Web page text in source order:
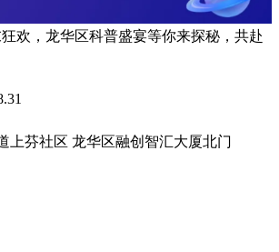
狂欢，龙华区科普盛宴等你来探秘，共赴
上芬社区 龙华区融创智汇大厦北门